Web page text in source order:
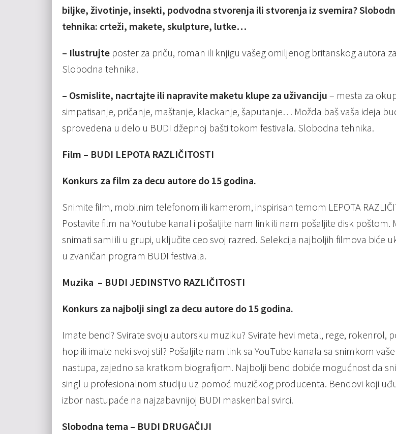
biljke, životinje, insekti, podvodna stvorenja ili stvorenja iz svemira?
tehnika: crteži, makete, skulpture, lutke…
– Ilustrujte poster za priču, roman ili knjigu vašeg omiljenog britanskog autora
Slobodna tehnika.
– Osmislite, nacrtajte ili napravite maketu klupe za uživanciju – mesta za
simpatisanje, pričanje, maštanje, klackanje, šaputanje… Možda baš vaša ideja
sprovedena u delo u BUDI džepnoj bašti tokom festivala. Slobodna tehnika.
Film – BUDI LEPOTA RAZLIČITOSTI
Konkurs za film za decu autore do 15 godina.
Snimite film, mobilnim telefonom ili kamerom, inspirisan temom LEPOTA
Postavite film na Youtube kanal i pošaljite nam link ili nam pošaljite disk poštom.
snimati sami ili u grupi, uključite ceo svoj razred. Selekcija najboljih filmova biće
u zvaničan program BUDI festivala.
Muzika – BUDI JEDINSTVO RAZLIČITOSTI
Konkurs za najbolji singl za decu autore do 15 godina.
Imate bend? Svirate svoju autorsku muziku? Svirate hevi metal, rege, rokenrol,
hop ili imate neki svoj stil? Pošaljite nam link sa YouTube kanala sa snimkom
nastupa, zajedno sa kratkom biografijom. Najbolji bend dobiće mogućnost da
singl u profesionalnom studiju uz pomoć muzičkog producenta. Bendovi koji
izbor nastupaće na najzabavnijoj BUDI maskenbal svirci.
Slobodna tema – BUDI DRUGAČIJI